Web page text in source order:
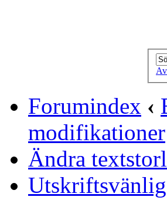
Forumindex ‹
modifikationer
Ändra